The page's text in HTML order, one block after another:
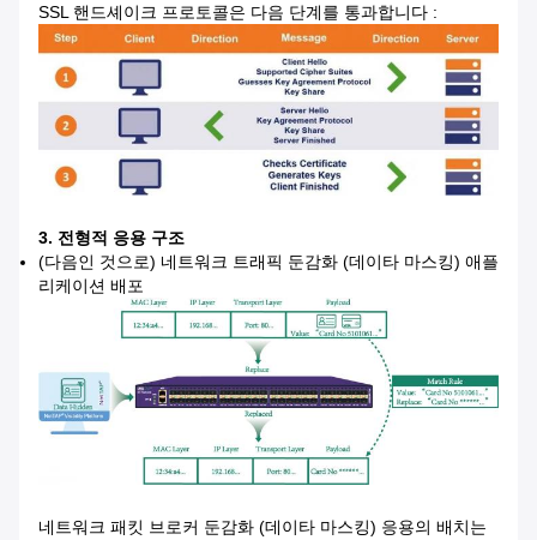
SSL 핸드셰이크 프로토콜은 다음 단계를 통과합니다 :
3. 전형적 응용 구조
(다음인 것으로) 네트워크 트래픽 둔감화 (데이타 마스킹) 애플
리케이션 배포
네트워크 패킷 브로커 둔감화 (데이타 마스킹) 응용의 배치는